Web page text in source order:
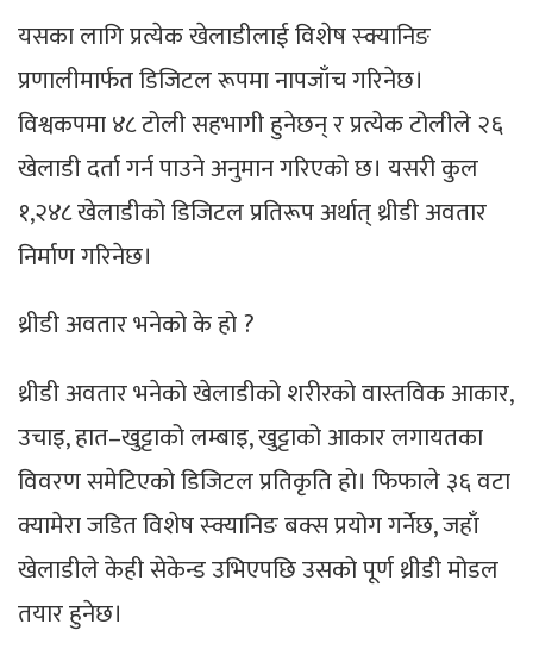
यसका लागि प्रत्येक खेलाडीलाई विशेष स्क्यानिङ
प्रणालीमार्फत डिजिटल रूपमा नापजाँच गरिनेछ।
विश्वकपमा ४८ टोली सहभागी हुनेछन् र प्रत्येक टोलीले २६
खेलाडी दर्ता गर्न पाउने अनुमान गरिएको छ। यसरी कुल
१,२४८ खेलाडीको डिजिटल प्रतिरूप अर्थात् थ्रीडी अवतार
निर्माण गरिनेछ।
थ्रीडी अवतार भनेको के हो ?
थ्रीडी अवतार भनेको खेलाडीको शरीरको वास्तविक आकार,
उचाइ, हात–खुट्टाको लम्बाइ, खुट्टाको आकार लगायतका
विवरण समेटिएको डिजिटल प्रतिकृति हो। फिफाले ३६ वटा
क्यामेरा जडित विशेष स्क्यानिङ बक्स प्रयोग गर्नेछ, जहाँ
खेलाडीले केही सेकेन्ड उभिएपछि उसको पूर्ण थ्रीडी मोडल
तयार हुनेछ।